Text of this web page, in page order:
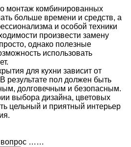
монтаж комбинированных
больше времени и средств, а
и особой техники
произвести замену
однако полезные
использовать
для кухни зависит от
результате пол должен быть
долговечным и безопасным.
выбора дизайна, цветовых
цельный и приятный интерьер
вопрос ……